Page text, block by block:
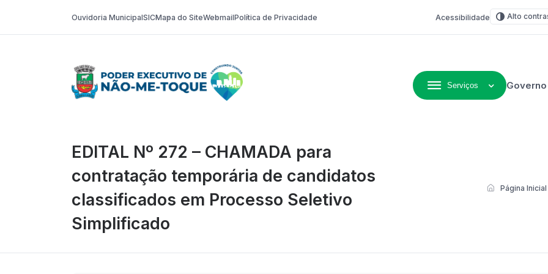
Ouvidoria MunicipalSICMapa do SiteWebmailPolítica de Privacidade Acessibilidade Alto
Serviços Governo
EDITAL Nº 272 – CHAMADA para
contratação temporária de candidatos
classificados em Processo Seletivo
Simplificado
Página Inicial